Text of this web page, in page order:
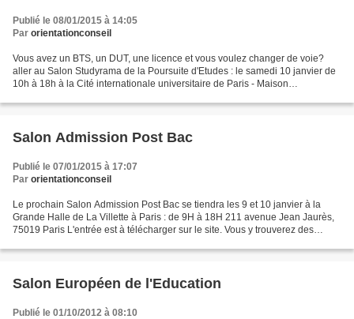
Publié le 08/01/2015 à 14:05
Par orientationconseil
Vous avez un BTS, un DUT, une licence et vous voulez changer de voie?
aller au Salon Studyrama de la Poursuite d'Etudes : le samedi 10 janvier de
10h à 18h à la Cité internationale universitaire de Paris - Maison
Salon Admission Post Bac
Publié le 07/01/2015 à 17:07
Par orientationconseil
Le prochain Salon Admission Post Bac se tiendra les 9 et 10 janvier à la
Grande Halle de La Villette à Paris : de 9H à 18H 211 avenue Jean Jaurès,
75019 Paris L'entrée est à télécharger sur le site. Vous y trouverez des
Salon Européen de l'Education
Publié le 01/10/2012 à 08:10